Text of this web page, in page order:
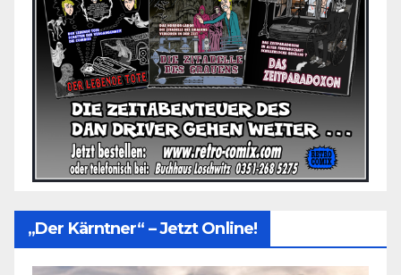
„Der Kärntner“ – Jetzt Online!